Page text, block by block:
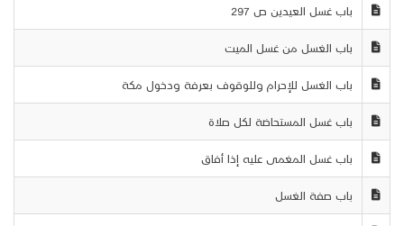
باب غسل العيدين ص 297
باب الغسل من غسل الميت
باب الغسل للإحرام وللوقوف بعرفة ودخول مكة
باب غسل المستحاضة لكل صلاة
باب غسل المغمى عليه إذا أفاق
باب صفة الغسل